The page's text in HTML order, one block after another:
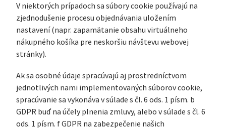
V niektorých prípadoch sa súbory cookie používajú na
zjednodušenie procesu objednávania uložením
nastavení (napr. zapamätanie obsahu virtuálneho
nákupného košíka pre neskoršiu návštevu webovej
stránky).
Ak sa osobné údaje spracúvajú aj prostredníctvom
jednotlivých nami implementovaných súborov cookie,
spracúvanie sa vykonáva v súlade s čl. 6 ods. 1 písm. b
GDPR buď na účely plnenia zmluvy, alebo v súlade s čl. 6
ods. 1 písm. f GDPR na zabezpečenie našich